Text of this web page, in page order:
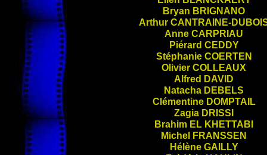
Bryan BRIGNANO
Arthur CANTRAINE-
Anne CARPRIAU
Piérard CEDDY
Stéphanie COERTEN
Olivier COLLEAUX
Alfred DAVID
Natacha DEBELS
Clémentine DOMPTAIL
Zagia DRISSI
Brahim EL KHETTABI
Michel FRANSSEN
Hélène GAILLY